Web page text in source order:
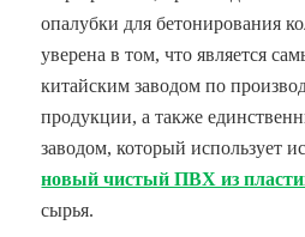
опалубки для бетонирования
уверена в том, что является
китайским заводом по
продукции, а также
заводом, который использует
новый чистый ПВХ из
сырья.